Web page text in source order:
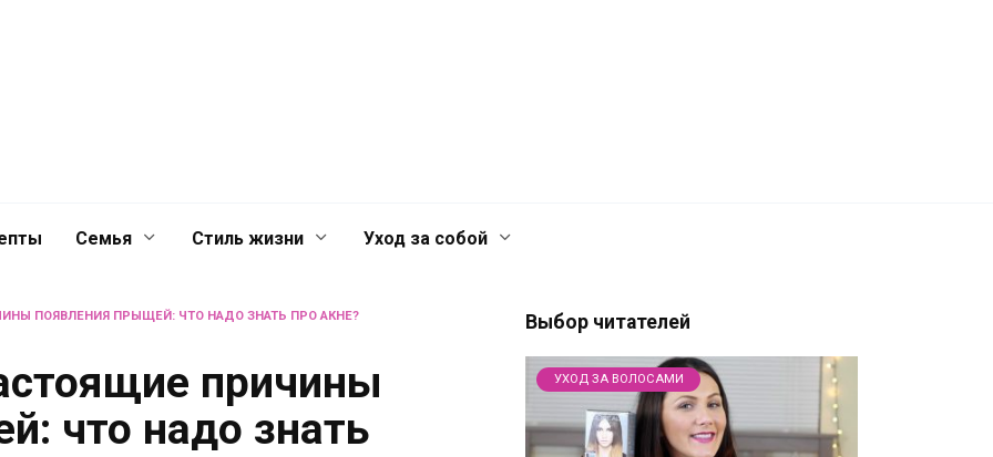
Семья Стиль жизни Уход за собой
ПОЯВЛЕНИЯ ПРЫЩЕЙ: ЧТО НАДО ЗНАТЬ ПРО АКНЕ?
причины
что надо знать
Выбор читателей
УХОД ЗА ВОЛОСАМИ